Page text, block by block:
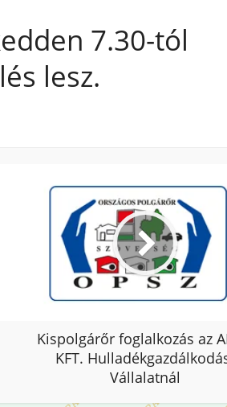
7.30-tól
lesz.
Kispolgárőr foglalkozás az
KFT.
Vállalatnál